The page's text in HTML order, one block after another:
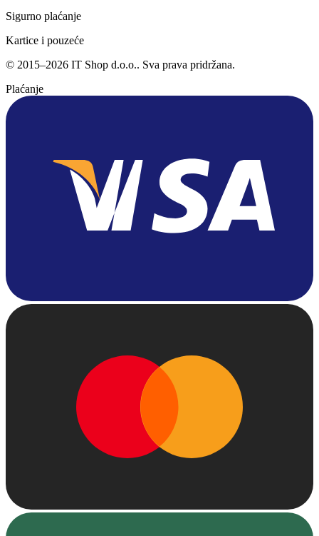
Sigurno plaćanje
Kartice i pouzeće
© 2015–2026 IT Shop d.o.o.. Sva prava pridržana.
Plaćanje